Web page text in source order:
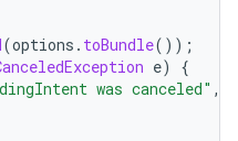
(options . toBundle());
e)
{
was canceled" ,